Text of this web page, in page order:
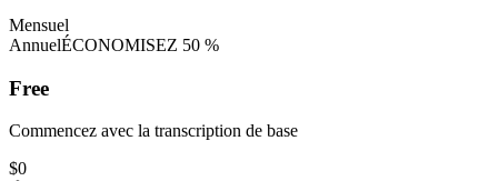
Mensuel
AnnuelÉCONOMISEZ 50 %
Free
Commencez avec la transcription de base
$0